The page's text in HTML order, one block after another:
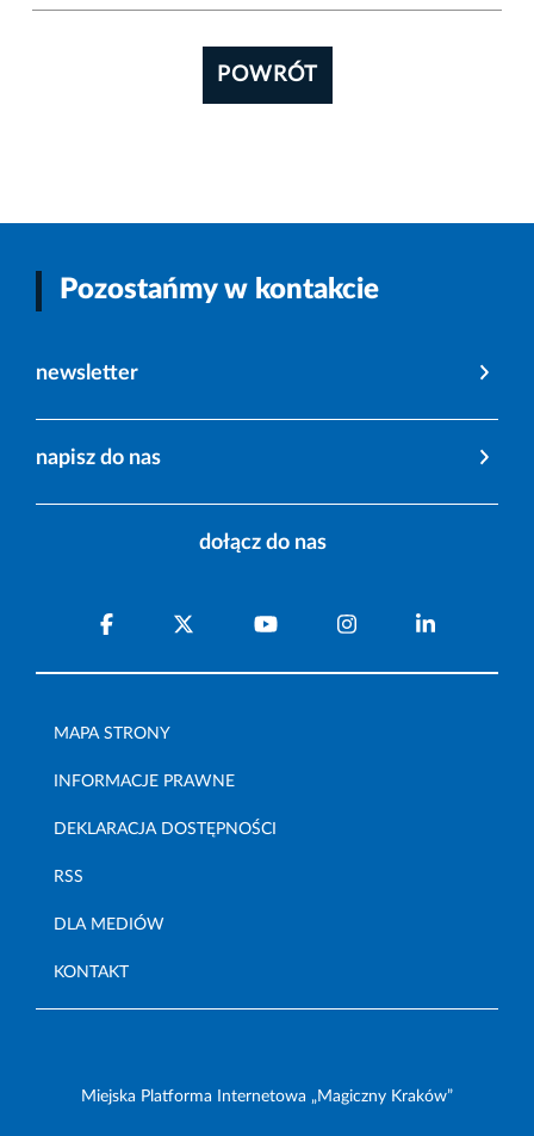
POWRÓT
Pozostańmy w kontakcie
newsletter
napisz do nas
dołącz do nas
MAPA STRONY
INFORMACJE PRAWNE
DEKLARACJA DOSTĘPNOŚCI
RSS
DLA MEDIÓW
KONTAKT
Miejska Platforma Internetowa „Magiczny Kraków”